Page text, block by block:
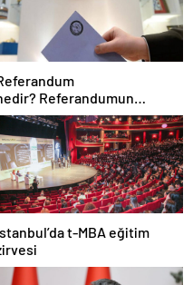
Referandumun
nedenleri
t-MBA eğitim